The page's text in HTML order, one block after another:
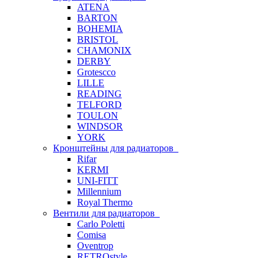
ATENA
BARTON
BOHEMIA
BRISTOL
CHAMONIX
DERBY
Grotescco
LILLE
READING
TELFORD
TOULON
WINDSOR
YORK
Кронштейны для радиаторов
Rifar
KERMI
UNI-FITT
Millennium
Royal Thermo
Вентили для радиаторов
Carlo Poletti
Comisa
Oventrop